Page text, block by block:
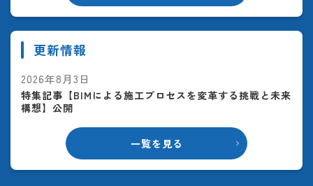
更新情報
一覧を見る
2026年8月3日
特集記事【BIMによる施工プロセスを変革する挑戦と未来
構想】公開